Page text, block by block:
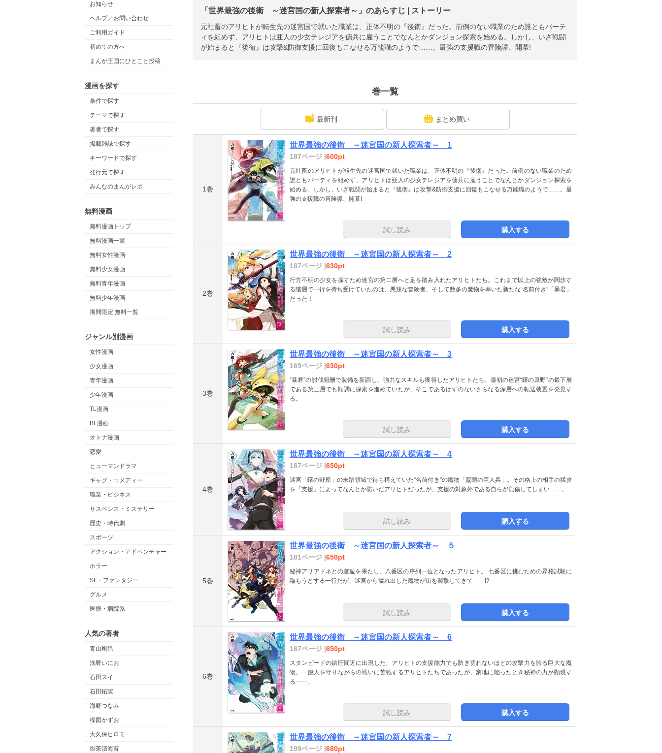
お知らせ
ヘルプ／お問い合わせ
ご利用ガイド
初めての方へ
まんが王国にひとこと投稿
漫画を探す
条件で探す
テーマで探す
著者で探す
掲載雑誌で探す
キーワードで探す
発行元で探す
みんなのまんがレポ
無料漫画
無料漫画トップ
無料漫画一覧
無料女性漫画
無料少女漫画
無料青年漫画
無料少年漫画
期間限定 無料一覧
ジャンル別漫画
女性漫画
少女漫画
青年漫画
少年漫画
TL漫画
BL漫画
オトナ漫画
恋愛
ヒューマンドラマ
ギャグ・コメディー
職業・ビジネス
サスペンス・ミステリー
歴史・時代劇
スポーツ
アクション・アドベンチャー
ホラー
SF・ファンタジー
グルメ
医療・病院系
人気の著者
青山剛昌
浅野いにお
石田スイ
石田拓実
海野つなみ
楳図かずお
大久保ヒロミ
御茶漬海苔
「世界最強の後衛 ～迷宮国の新人探索者～」のあらすじ | ストーリー
元社畜のアリヒトが転生先の迷宮国で就いた職業は、正体不明の『後衛』だった。前例のない職業のため誰ともパーテ
ィを組めず、アリヒトは亜人の少女テレジアを傭兵に雇うことでなんとかダンジョン探索を始める。しかし、いざ戦闘
が始まると『後衛』は攻撃&防御支援に回復もこなせる万能職のようで……。最強の支援職の冒険譚、開幕!
巻一覧
最新刊 まとめ買い
1巻
世界最強の後衛 ～迷宮国の新人探索者～ 1
187ページ |600pt
元社畜のアリヒトが転生先の迷宮国で就いた職業は、正体不明の『後衛』だった。前例のない職業のため
誰ともパーティを組めず、アリヒトは亜人の少女テレジアを傭兵に雇うことでなんとかダンジョン探索を
始める。しかし、いざ戦闘が始まると『後衛』は攻撃&防御支援に回復もこなせる万能職のようで……。最
強の支援職の冒険譚、開幕!
試し読み 購入する
2巻
世界最強の後衛 ～迷宮国の新人探索者～ 2
187ページ |630pt
行方不明の少女を探すため迷宮の第二層へと足を踏み入れたアリヒトたち。これまで以上の強敵が闊歩す
る階層で一行を待ち受けていたのは、悪辣な冒険者、そして数多の魔物を率いた新たな“名前付き”「暴君」
だった！
試し読み 購入する
3巻
世界最強の後衛 ～迷宮国の新人探索者～ 3
169ページ |630pt
“暴君”の討伐報酬で装備を新調し、強力なスキルも獲得したアリヒトたち。最初の迷宮“曙の原野”の最下層
である第三層でも順調に探索を進めていたが、そこであるはずのないさらなる深層への転送装置を発見す
る。
試し読み 購入する
4巻
世界最強の後衛 ～迷宮国の新人探索者～ 4
167ページ |650pt
迷宮「曙の野原」の未踏領域で待ち構えていた“名前付き”の魔物「鷲頭の巨人兵」。その格上の相手の猛攻
を『支援』によってなんとか防いだアリヒトだったが、支援の対象外である自らが負傷してしまい……。
試し読み 購入する
5巻
世界最強の後衛 ～迷宮国の新人探索者～ ５
181ページ |650pt
秘神アリアドネとの邂逅を果たし、八番区の序列一位となったアリヒト。 七番区に挑むための昇格試験に
臨もうとする一行だが、迷宮から溢れ出した魔物が街を襲撃してきて――!?
試し読み 購入する
6巻
世界最強の後衛 ～迷宮国の新人探索者～ 6
167ページ |650pt
スタンピードの鎮圧間近に出現した、アリヒトの支援能力でも防ぎ切れないほどの攻撃力を誇る巨大な魔
物。一般人を守りながらの戦いに苦戦するアリヒトたちであったが、窮地に陥ったとき秘神の力が顕現す
る――。
試し読み 購入する
世界最強の後衛 ～迷宮国の新人探索者～ 7
199ページ |680pt